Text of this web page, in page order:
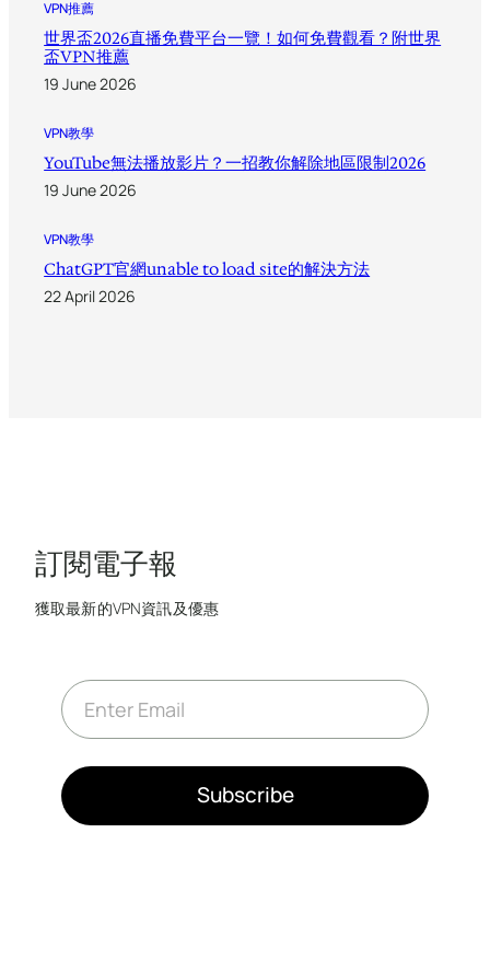
VPN推薦
世界盃2026直播免費平台一覽！如何免費觀看？附世界
盃VPN推薦
19 June 2026
VPN教學
YouTube無法播放影片？一招教你解除地區限制2026
19 June 2026
VPN教學
ChatGPT官網unable to load site的解決方法
22 April 2026
訂閱電子報
獲取最新的VPN資訊及優惠
E
m
a
*
Subscribe